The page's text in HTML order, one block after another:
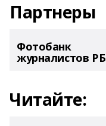
Партнеры
Фотобанк
журналистов РБ
Читайте: